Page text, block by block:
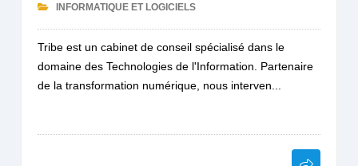
INFORMATIQUE ET LOGICIELS
Tribe est un cabinet de conseil spécialisé dans le
domaine des Technologies de l'Information. Partenaire
de la transformation numérique, nous interven...